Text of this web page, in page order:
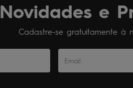
Novidades e
Cadastre-se gratuitamente à